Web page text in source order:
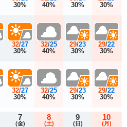
30%
32/27
30%
32/27
30%
40%
32/25
40%
32/25
40%
30%
29/23
30%
29/23
30%
30%
29/22
30%
29/22
30%
7
(金)
8
(土)
9
(日)
10
(月)